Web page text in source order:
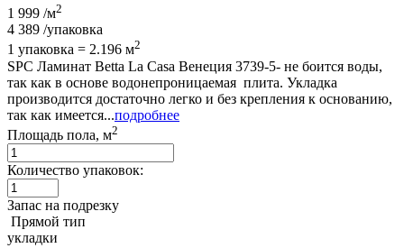
1 999 /м2
4 389 /упаковка
1 упаковка = 2.196 м2
SPC Ламинат Betta La Casa Венеция 3739-5- не боится воды,
так как в основе водонепроницаемая плита. Укладка
производится достаточно легко и без крепления к основанию,
так как имеется...подробнее
Площадь пола, м2
Количество упаковок:
Запас на подрезку
Прямой тип
укладки